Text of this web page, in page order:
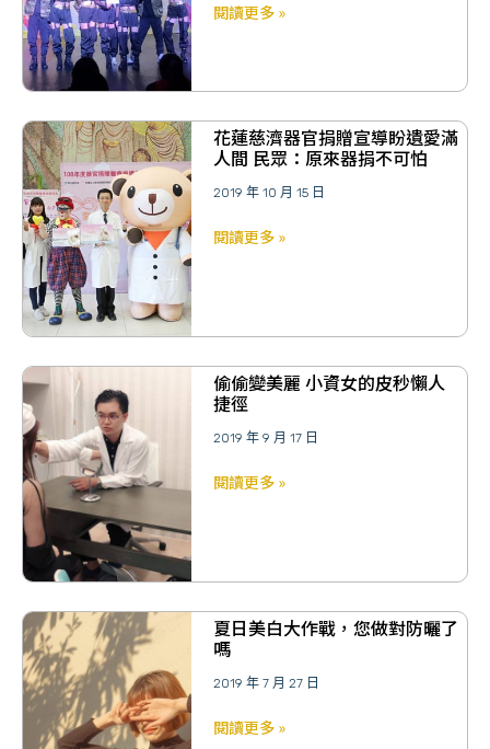
閱讀更多 »
花蓮慈濟器官捐贈宣導盼遺愛滿
人間 民眾：原來器捐不可怕
2019 年 10 月 15 日
閱讀更多 »
偷偷變美麗 小資女的皮秒懶人
捷徑
2019 年 9 月 17 日
閱讀更多 »
夏日美白大作戰，您做對防曬了
嗎
2019 年 7 月 27 日
閱讀更多 »